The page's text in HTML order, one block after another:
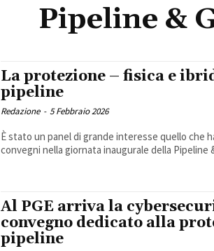
Pipeline &
La protezione – fisica e
pipeline
Redazione - 5 Febbraio 2026
È stato un panel di grande interesse quello che
convegni nella giornata inaugurale della Pipeline
Al PGE arriva la
convegno dedicato alla
pipeline